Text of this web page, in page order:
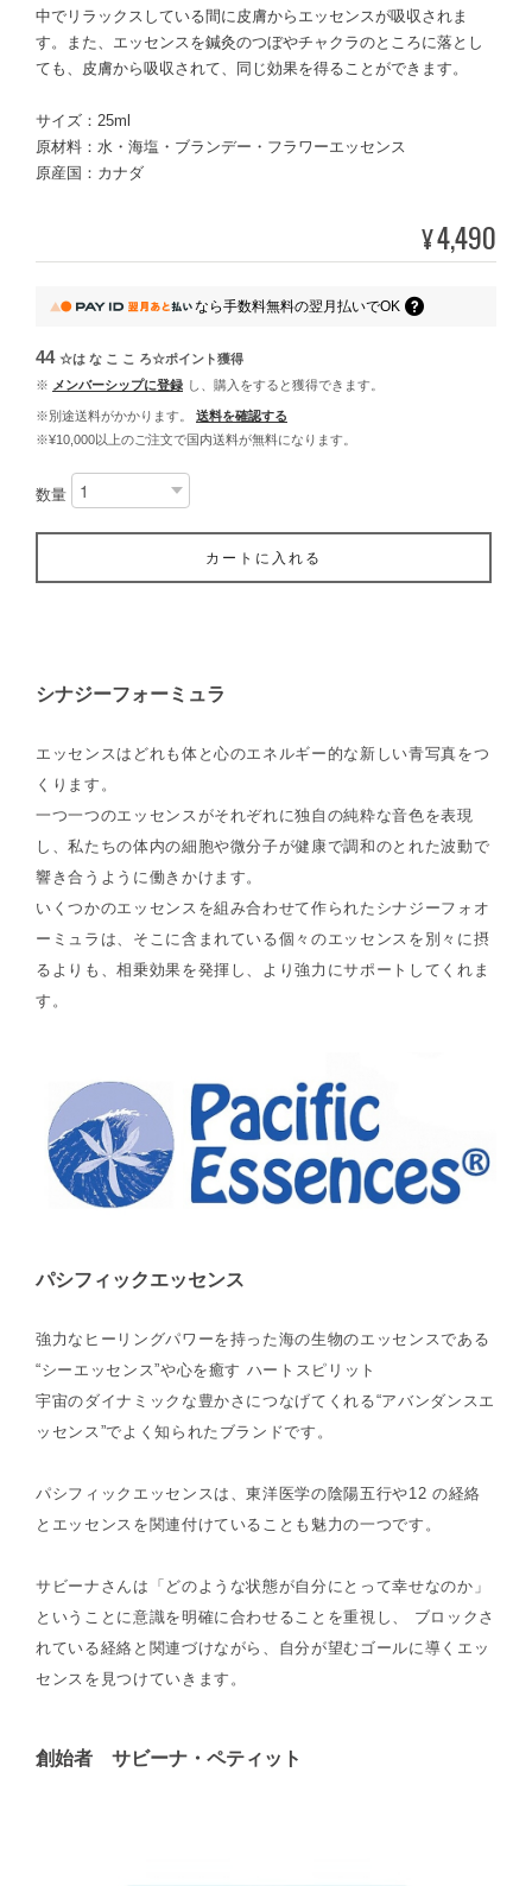
中でリラックスしている間に皮膚からエッセンスが吸収されま
す。また、エッセンスを鍼灸のつぼやチャクラのところに落とし
ても、皮膚から吸収されて、同じ効果を得ることができます。
サイズ：25ml
原材料：水・海塩・ブランデー・フラワーエッセンス
原産国：カナダ
¥4,490
なら手数料無料の翌月払いでOK
44 ☆は な こ こ ろ☆ポイント獲得
※ メンバーシップに登録 し、購入をすると獲得できます。
※別途送料がかかります。
送料を確認する
※¥10,000以上のご注文で国内送料が無料になります。
数量
カートに入れる
シナジーフォーミュラ
エッセンスはどれも体と心のエネルギー的な新しい青写真をつ
くります。
一つ一つのエッセンスがそれぞれに独自の純粋な音色を表現
し、私たちの体内の細胞や微分子が健康で調和のとれた波動で
響き合うように働きかけます。
いくつかのエッセンスを組み合わせて作られたシナジーフォオ
ーミュラは、そこに含まれている個々のエッセンスを別々に摂
るよりも、相乗効果を発揮し、より強力にサポートしてくれま
す。
パシフィックエッセンス
強力なヒーリングパワーを持った海の生物のエッセンスである
“シーエッセンス”や心を癒す ハートスピリット
宇宙のダイナミックな豊かさにつなげてくれる“アバンダンスエ
ッセンス”でよく知られたブランドです。
パシフィックエッセンスは、東洋医学の陰陽五行や12 の経絡
とエッセンスを関連付けていることも魅力の一つです。
サビーナさんは「どのような状態が自分にとって幸せなのか」
ということに意識を明確に合わせることを重視し、 ブロックさ
れている経絡と関連づけながら、自分が望むゴールに導くエッ
センスを見つけていきます。
創始者 サビーナ・ペティット